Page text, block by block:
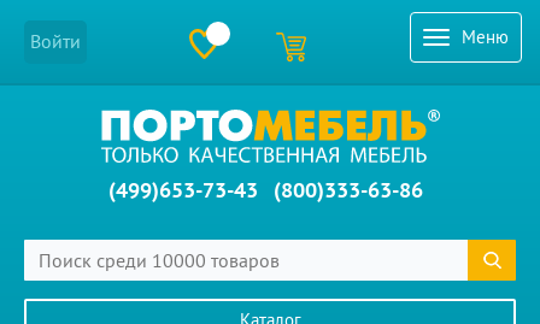
Меню
Войти
(499)653-73-43 (800)333-63-86